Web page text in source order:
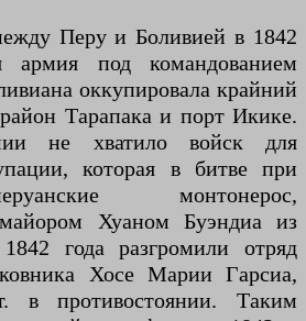
Перу и Боливией в 1842
армия под командованием
оккупировала крайний
Тарапака и порт Икике.
не хватило войск для
которая в битве при
монтонерос,
Хуаном Буэндиа из
года разгромили отряд
Хосе Марии Гарсиа,
в противостоянии. Таким